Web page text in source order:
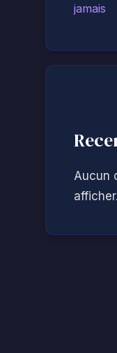
jamais
Aucun
afficher.